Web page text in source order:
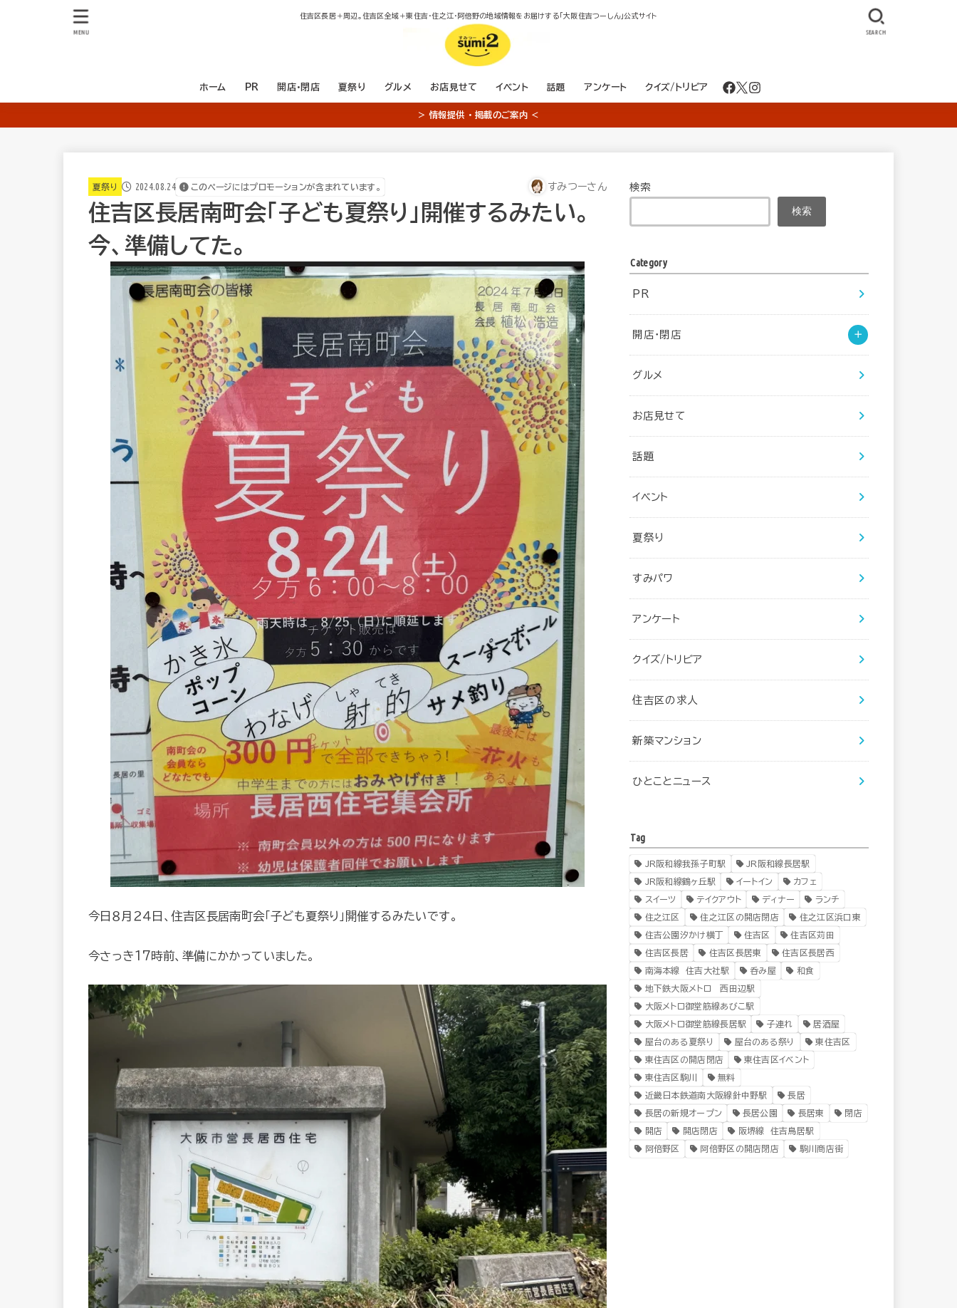
住吉区長居＋周辺。住吉区全域＋東住吉・住之江・阿倍野の地域情報をお届けする「大阪住吉つーしん」公式サイト
ホーム PR 開店・閉店 夏祭り グルメ お店見せて イベント 話題 アンケート クイズ/トリビア
SEARCH
MENU
＞ 情報提供 ・ 掲載のご案内 ＜
夏祭り 2024.08.24 このページにはプロモーションが含まれています。 すみつーさん
住吉区長居南町会「子ども夏祭り」開催するみたい。
今、準備してた。
今日８月２４日、住吉区長居南町会「子ども夏祭り」開催するみたいです。
今さっき17時前、準備にかかっていました。
検索
検索
Category
PR
開店・閉店
グルメ
お店見せて
話題
イベント
夏祭り
すみパワ
アンケート
クイズ/トリビア
住吉区の求人
新築マンション
ひとことニュース
Tag
JR阪和線我孫子町駅 JR阪和線長居駅
JR阪和線鶴ヶ丘駅 イートイン カフェ
スイーツ テイクアウト ディナー ランチ
住之江区 住之江区の開店閉店 住之江区浜口東
住吉公園汐かけ横丁 住吉区 住吉区苅田
住吉区長居 住吉区長居東 住吉区長居西
南海本線 住吉大社駅 呑み屋 和食
地下鉄大阪メトロ 西田辺駅
大阪メトロ御堂筋線あびこ駅
大阪メトロ御堂筋線長居駅 子連れ 居酒屋
屋台のある夏祭り 屋台のある祭り 東住吉区
東住吉区の開店閉店 東住吉区イベント
東住吉区駒川 無料
近畿日本鉄道南大阪線針中野駅 長居
長居の新規オープン 長居公園 長居東 閉店
開店 開店閉店 阪堺線 住吉鳥居駅
阿倍野区 阿倍野区の開店閉店 駒川商店街